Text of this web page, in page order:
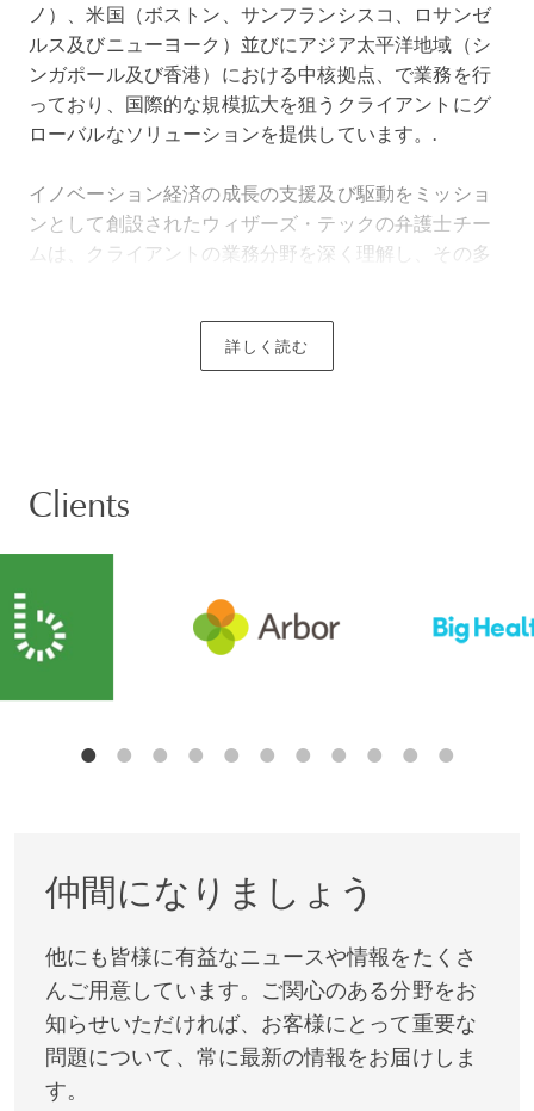
ノ）、米国（ボストン、サンフランシスコ、ロサンゼ
ルス及びニューヨーク）並びにアジア太平洋地域（シ
ンガポール及び香港）における中核拠点、で業務を行
っており、国際的な規模拡大を狙うクライアントにグ
ローバルなソリューションを提供しています。.
イノベーション経済の成長の支援及び駆動をミッショ
ンとして創設されたウィザーズ・テックの弁護士チー
ムは、クライアントの業務分野を深く理解し、その多
務した経験を有しています。
詳しく読む
Clients
仲間になりましょう
他にも皆様に有益なニュースや情報をたくさ
んご用意しています。ご関心のある分野をお
知らせいただければ、お客様にとって重要な
問題について、常に最新の情報をお届けしま
す。